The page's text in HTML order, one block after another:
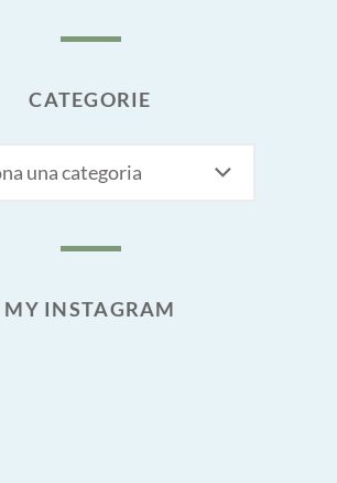
CATEGORIE
MY INSTAGRAM